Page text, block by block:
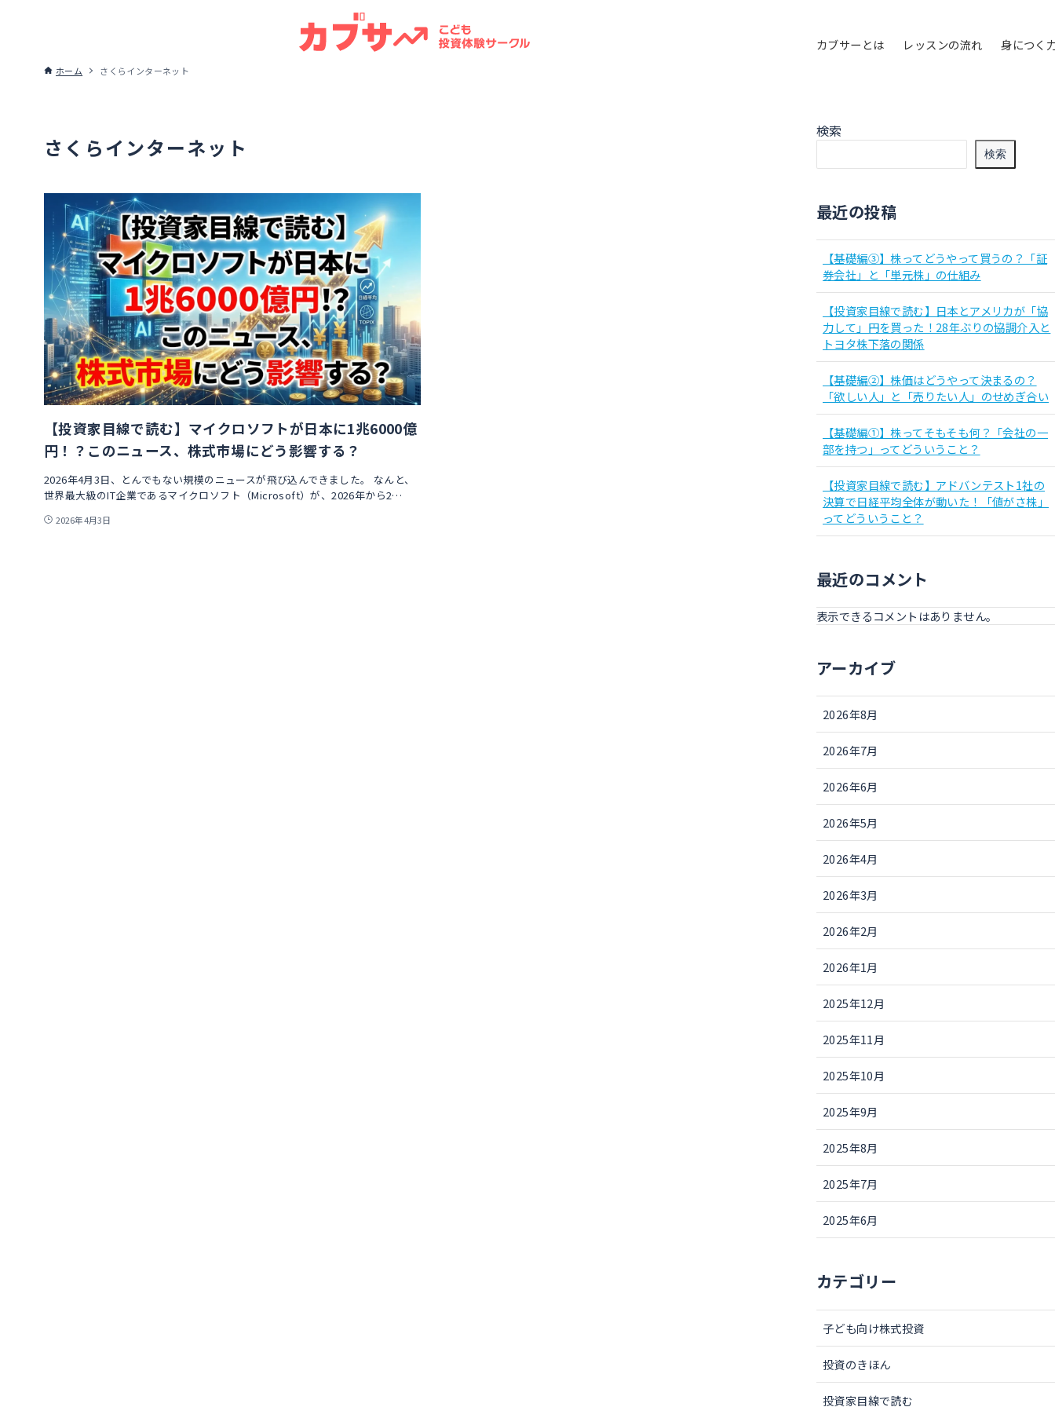
カブサーとは レッスンの流れ 身につく
ホーム さくらインターネット
さくらインターネット
【投資家目線で読む】マイクロソフトが日本に1兆6000億
円！？このニュース、株式市場にどう影響する？
2026年4月3日、とんでもない規模のニュースが飛び込んできました。 なんと、
世界最大級のIT企業であるマイクロソフト（Microsoft）が、2026年から2…
2026年4月3日
検索
検索
最近の投稿
【基礎編③】株ってどうやって買うの？「証
券会社」と「単元株」の仕組み
【投資家目線で読む】日本とアメリカが「協
力して」円を買った！28年ぶりの協調介入と
トヨタ株下落の関係
【基礎編②】株価はどうやって決まるの？
「欲しい人」と「売りたい人」のせめぎ合い
【基礎編①】株ってそもそも何？「会社の一
部を持つ」ってどういうこと？
【投資家目線で読む】アドバンテスト1社の
決算で日経平均全体が動いた！「値がさ株」
ってどういうこと？
最近のコメント
表示できるコメントはありません。
アーカイブ
2026年8月
2026年7月
2026年6月
2026年5月
2026年4月
2026年3月
2026年2月
2026年1月
2025年12月
2025年11月
2025年10月
2025年9月
2025年8月
2025年7月
2025年6月
カテゴリー
子ども向け株式投資
投資のきほん
投資家目線で読む